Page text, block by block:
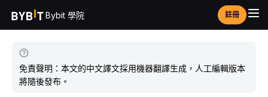
Bybit 學院 註冊
免責聲明：本文的中文譯文採用機器翻譯生成，人工編輯版本
將隨後發布。